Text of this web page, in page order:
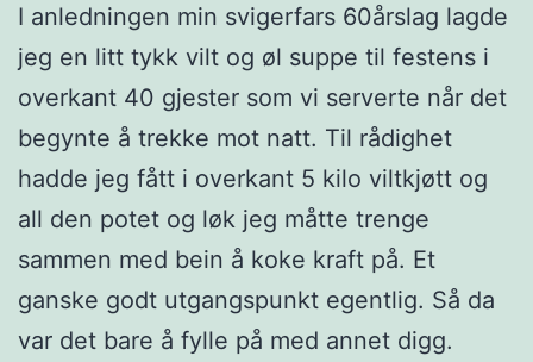
I anledningen min svigerfars 60årslag lagde
jeg en litt tykk vilt og øl suppe til festens i
overkant 40 gjester som vi serverte når det
begynte å trekke mot natt. Til rådighet
hadde jeg fått i overkant 5 kilo viltkjøtt og
all den potet og løk jeg måtte trenge
sammen med bein å koke kraft på. Et
ganske godt utgangspunkt egentlig. Så da
var det bare å fylle på med annet digg.